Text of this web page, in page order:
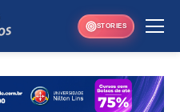
STORIES